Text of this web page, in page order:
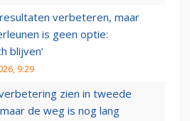
verbeteren, maar
is geen optie:
blijven’
9:29
zien in tweede
de weg is nog lang